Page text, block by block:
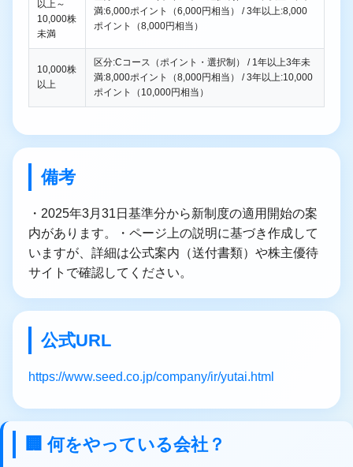
以上～
10,000株
未満
満:6,000ポイント（6,000円相当） / 3年以上:8,000
ポイント（8,000円相当）
10,000株
以上
区分:Cコース（ポイント・選択制） / 1年以上3年未
満:8,000ポイント（8,000円相当） / 3年以上:10,000
ポイント（10,000円相当）
備考
・2025年3月31日基準分から新制度の適用開始の案
内があります。・ページ上の説明に基づき作成して
いますが、詳細は公式案内（送付書類）や株主優待
サイトで確認してください。
公式URL
https://www.seed.co.jp/company/ir/yutai.html
🏢 何をやっている会社？